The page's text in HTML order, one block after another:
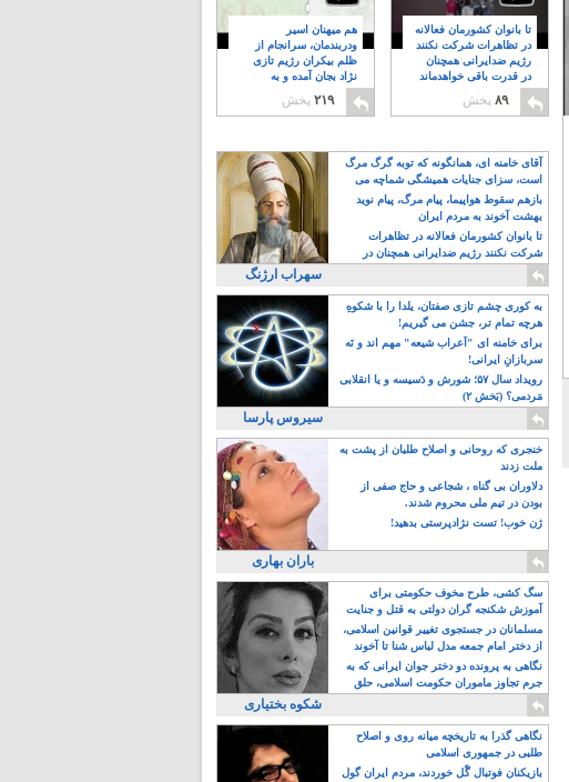
هم میهنان اسیر
ودربندمان، سرانجام از
ظلم بیکران رژیم تازی
نژاد بجان آمده و به
۲۱۹ پخش
تا بانوان کشورمان فعالانه
در تظاهرات شرکت نکنند
رژیم ضدایرانی همچنان
در قدرت باقی خواهدماند
۸
۸۹ پخش
آقای خامنه ای، همانگونه که توبه گرگ مرگ
است، سزای جنایات همیشگی شماچه می
تواند باشد؟!
بازهم سقوط هواپیما، پیام مرگ، پیام نوید
بهشت آخوند به مردم ایران
تا بانوان کشورمان فعالانه در تظاهرات
شرکت نکنند رژیم ضدایرانی همچنان در
قدرت باقی خواهدماند
سهراب ارژنگ
به کوری چشم تازی صفتان، یلدا را با شکوهِ
هرچه تمام تر، جشن می گیریم!
برای خامنه ای "اَعراب شیعه" مهم اند و نَه
سربازانِ ایرانی!
رویداد سال ۵۷؛ شورش و دَسیسه و یا انقلابی
مَردمی؟ (بَخش ۲)
سیروس پارسا
خنجری که روحانی و اصلاح طلبان از پشت به
ملت زدند
دلاوران بی گناه ، شجاعی و حاج صفی از
بودن در تیم ملی محروم شدند.
ژن خوب! تست نژادپرستی بدهید!
باران بهاری
سگ کشی، طرح مخوف حکومتی برای
آموزش شکنجه گران دولتی به قتل و جنایت
بیشتر
مسلمانان در جستجوی تغییر قوانین اسلامی،
از دختر امام جمعه مدل لباس شنا تا آخوند
مسلمان همجنسگرا!
نگاهی به پرونده دو دختر جوان ایرانی که به
جرم تجاوز ماموران حکومت اسلامی، حلق
آویز شدند!
شکوه بختیاری
نگاهی گذرا به تاریخچه میانه روی و اصلاح
طلبی در جمهوری اسلامی
بازیکنان فوتبال گًل خوردند، مردم ایران گول